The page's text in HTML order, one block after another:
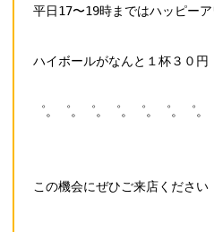
平日17〜19時まではハッピー
ハイボールがなんと１杯３０円
゜。゜。゜。゜。゜。゜。゜。
この機会にぜひご来店ください